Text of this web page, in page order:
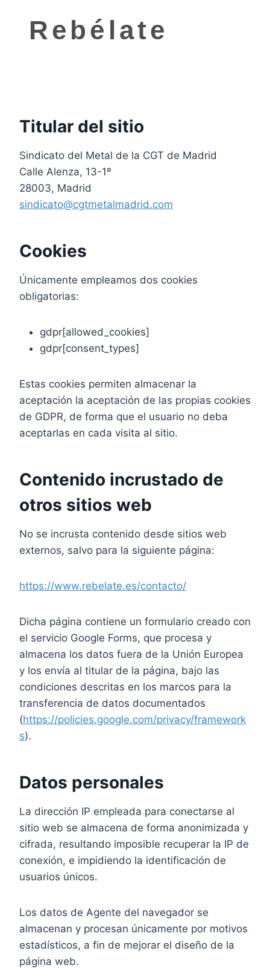
contenidoRebélate
Titular del sitio
Sindicato del Metal de la CGT de Madrid
Calle Alenza, 13-1º
28003, Madrid
sindicato@cgtmetalmadrid.com
Cookies
Únicamente empleamos dos cookies
obligatorias:
gdpr[allowed_cookies]
gdpr[consent_types]
Estas cookies permiten almacenar la
aceptación la aceptación de las propias cookies
de GDPR, de forma que el usuario no deba
aceptarlas en cada visita al sitio.
Contenido incrustado de
otros sitios web
No se incrusta contenido desde sitios web
externos, salvo para la siguiente página:
https://www.rebelate.es/contacto/
Dicha página contiene un formulario creado con
el servicio Google Forms, que procesa y
almacena los datos fuera de la Unión Europea
y los envía al titular de la página, bajo las
condiciones descritas en los marcos para la
transferencia de datos documentados
(https://policies.google.com/privacy/framework
s).
Datos personales
La dirección IP empleada para conectarse al
sitio web se almacena de forma anonimizada y
cifrada, resultando imposible recuperar la IP de
conexión, e impidiendo la identificación de
usuarios únicos.
Los datos de Agente del navegador se
almacenan y procesan únicamente por motivos
estadísticos, a fin de mejorar el diseño de la
página web.